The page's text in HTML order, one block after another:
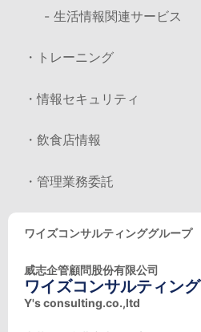
- 生活情報関連サービス
・トレーニング
・情報セキュリティ
・飲食店情報
・管理業務委託
ワイズコンサルティンググループ
威志企管顧問股份有限公司
ワイズコンサルティング
Y's consulting.co.,ltd